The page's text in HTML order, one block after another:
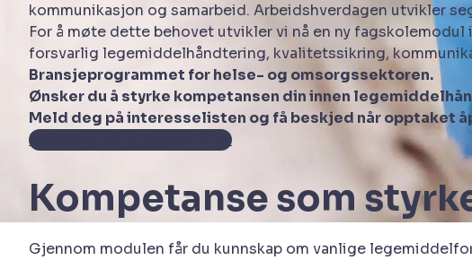
kommunikasjon og samarbeid. Arbeidshverdagen utvikler
For å møte dette behovet utvikler vi nå en ny
forsvarlig legemiddelhåndtering, kvalitetssikring,
Bransjeprogrammet for helse- og omsorgssektoren.
Ønsker du å styrke kompetansen din innen
Meld deg på interesselisten og få beskjed når opptaket
Meld deg på interesselisten
Kompetanse som
Gjennom modulen får du kunnskap om vanlige